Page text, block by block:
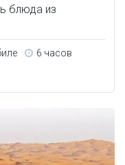
блюда из
6 часов